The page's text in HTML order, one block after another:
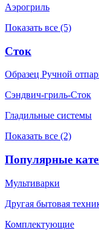
Аэрогриль
Показать все (5)
Сток
Образец Ручной
Сэндвич-гриль-Сток
Гладильные системы
Показать все (2)
Популярные
Мультиварки
Другая бытовая
Комплектующие